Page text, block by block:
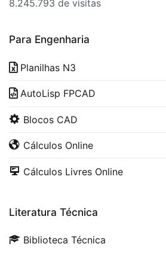
8.245.793 de visitas
Para Engenharia
Planilhas N3
AutoLisp FPCAD
Blocos CAD
Cálculos Online
Cálculos Livres Online
Literatura Técnica
Biblioteca Técnica